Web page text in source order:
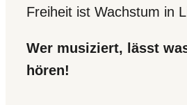
Freiheit ist Wachstum in
Wer musiziert, lässt
hören!